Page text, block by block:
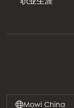
Mowi China